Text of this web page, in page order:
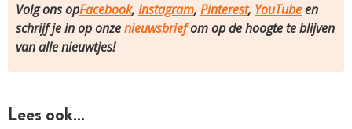
Volg ons opFacebook, Instagram, Pinterest, YouTubeen
schrijf je in op onzenieuwsbriefom op de hoogte te blijven
van alle nieuwtjes!
Lees ook…